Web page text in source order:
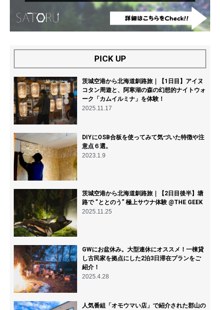
PICK UP
茨城空港から北海道釧路旅｜【1日目】アイヌ
コタン周遊と、阿寒湖の森の幻想的ナイトウォ
ーク「カムイルミナ」を体験！
2025.11.17
DIYにOSB合板を使ってみて気づいた特徴や注
意点６選。
2023.1.9
茨城空港から北海道釧路旅｜【2日目後半】塘
路で “ととのう” 極上サウナ体験 @THE GEEK
2025.11.25
GWにお盆休み。大型連休にオススメ！一棟貸
し古民家を拠点にした2泊3日滞在プランをご
紹介！
2025.4.28
人気番組「オモウマい店」で紹介された郡山の